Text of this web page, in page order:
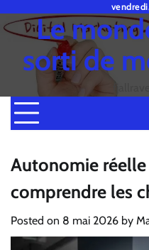
to
contentLe
sorti de
Autonomie réelle
comprendre les
Posted on 8 mai 2026 by